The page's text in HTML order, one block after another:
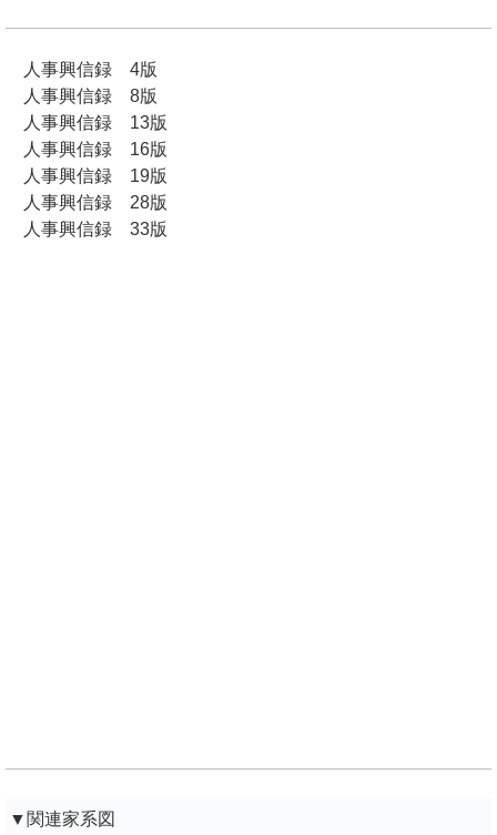
人事興信録 4版
人事興信録 8版
人事興信録 13版
人事興信録 16版
人事興信録 19版
人事興信録 28版
人事興信録 33版
▼関連家系図